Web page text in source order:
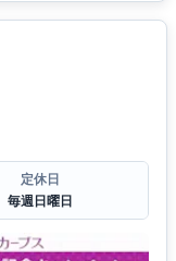
定休日
毎週日曜日